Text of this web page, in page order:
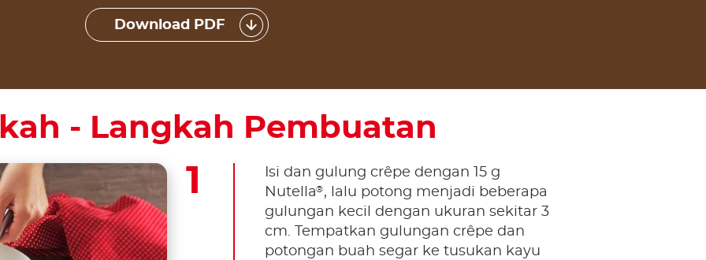
Download PDF
- Langkah Pembuatan
Isi dan gulung crêpe dengan 15 g
Nutella® , lalu potong menjadi beberapa
gulungan kecil dengan ukuran sekitar 3
cm. Tempatkan gulungan crêpe dan
potongan buah segar ke tusukan kayu